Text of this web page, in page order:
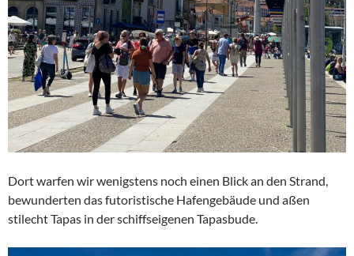
Dort warfen wir wenigstens noch einen Blick an den Strand,
bewunderten das futoristische Hafengebäude und aßen
stilecht Tapas in der schiffseigenen Tapasbude.